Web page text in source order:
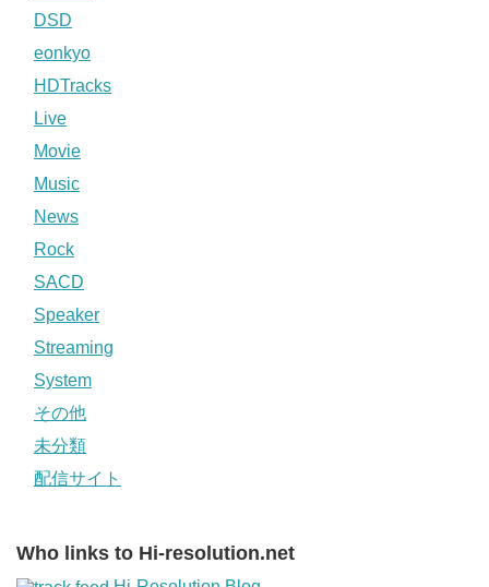
DSD
eonkyo
HDTracks
Live
Movie
Music
News
Rock
SACD
Speaker
Streaming
System
その他
未分類
配信サイト
Who links to Hi-resolution.net